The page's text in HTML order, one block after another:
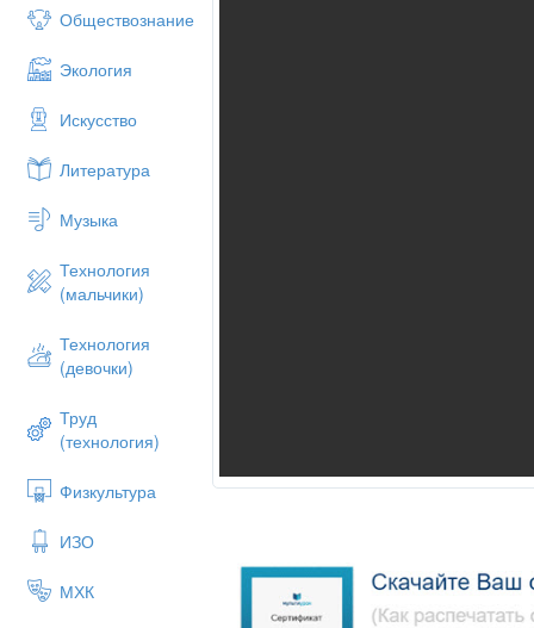
Обществознание
Экология
Искусство
Литература
Музыка
Технология
(мальчики)
Технология
(девочки)
Труд
(технология)
Физкультура
ИЗО
МХК